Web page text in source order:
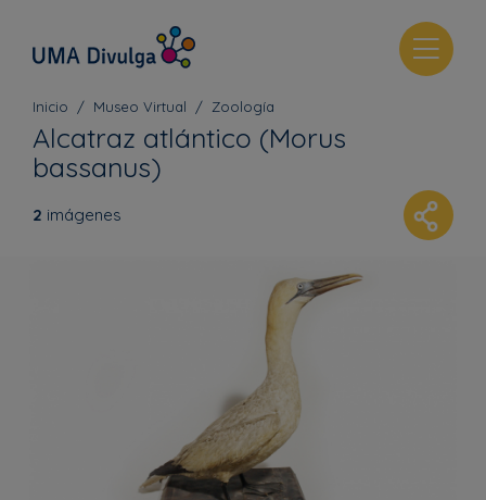
T
o
a
Inicio Museo Virtual Zoología
Alcatraz atlántico (Morus
bassanus)
2 imágenes